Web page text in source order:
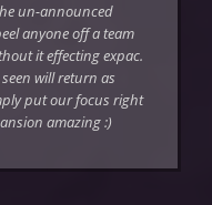
un-announced
anyone off a team
it effecting expac.
seen will return as
put our focus right
amazing :)